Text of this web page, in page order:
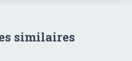
similaires